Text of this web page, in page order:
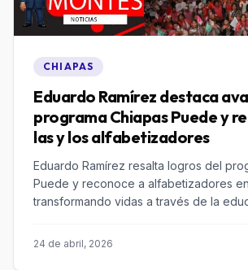
CHIAPAS
Eduardo Ramírez destaca
programa Chiapas Puede y
Eduardo Ramírez resalta logros del
Puede y reconoce a alfabetizadores en
transformando vidas a través de la
24 de abril, 2026